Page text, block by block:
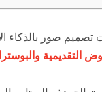
تصميم صور
التقديمية